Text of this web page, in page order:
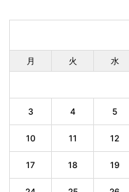
月 火 水
3 4 5
10 11 12
17 18 19